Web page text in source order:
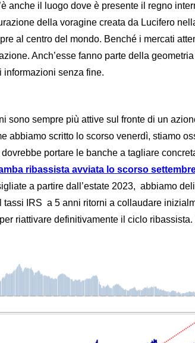
anche il luogo dove è presente il regno
della voragine creata da Lucifero
al centro del mondo. Benché i mercati
Anch’esse fanno parte della
senza fine.
sono sempre più attive sul fronte di un
scritto lo scorso venerdì, stiamo
portare le banche a tagliare
ribassista avviata lo scorso
a partire dall’estate 2023, abbiamo
IRS a 5 anni ritorni a collaudare
riattivare definitivamente il ciclo ribassista.